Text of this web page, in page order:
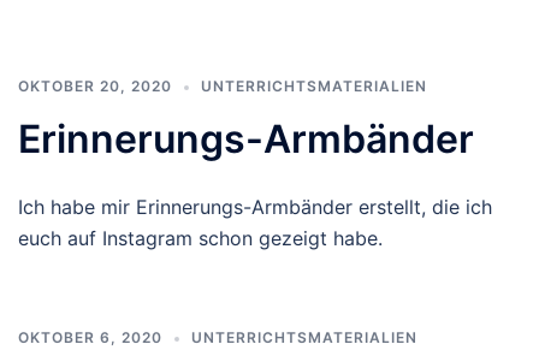
OKTOBER 20, 2020 UNTERRICHTSMATERIALIEN
Erinnerungs-Armbänder
Ich habe mir Erinnerungs-Armbänder erstellt, die ich
euch auf Instagram schon gezeigt habe.
OKTOBER 6, 2020 UNTERRICHTSMATERIALIEN